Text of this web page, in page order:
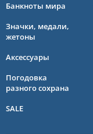
Банкноты мира
Значки, медали,
жетоны
Аксессуары
Погодовка
разного сохрана
SALE